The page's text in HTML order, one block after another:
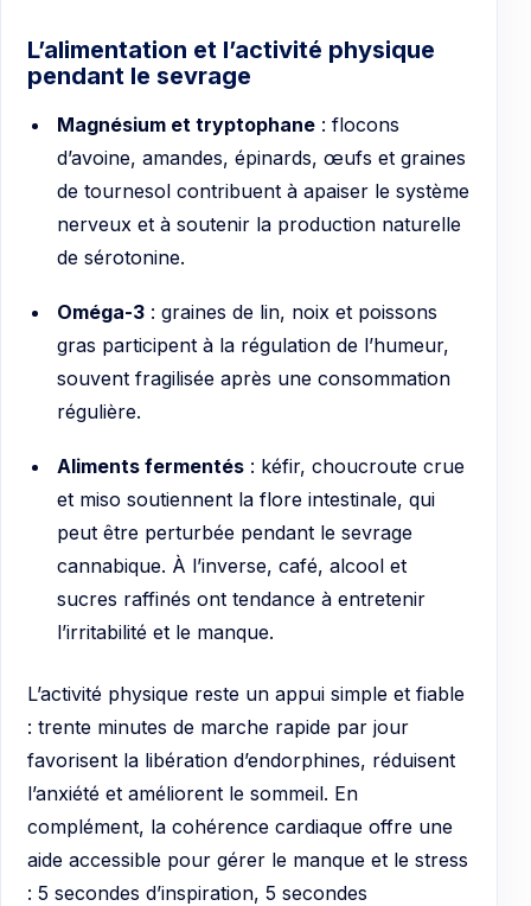
L’alimentation et l’activité physique
pendant le sevrage
Magnésium et tryptophane: flocons
d’avoine, amandes, épinards, œufs et graines
de tournesol contribuent à apaiser le système
nerveux et à soutenir la production naturelle
de sérotonine.
Oméga-3: graines de lin, noix et poissons
gras participent à la régulation de l’humeur,
souvent fragilisée après une consommation
régulière.
Aliments fermentés: kéfir, choucroute crue
et miso soutiennent la flore intestinale, qui
peut être perturbée pendant le sevrage
cannabique. À l’inverse, café, alcool et
sucres raffinés ont tendance à entretenir
l’irritabilité et le manque.
L’activité physique reste un appui simple et fiable
: trente minutes de marche rapide par jour
favorisent la libération d’endorphines, réduisent
l’anxiété et améliorent le sommeil. En
complément, la cohérence cardiaque offre une
aide accessible pour gérer le manque et le stress
: 5 secondes d’inspiration, 5 secondes